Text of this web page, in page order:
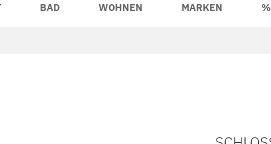
BAD WOHNEN MARKEN